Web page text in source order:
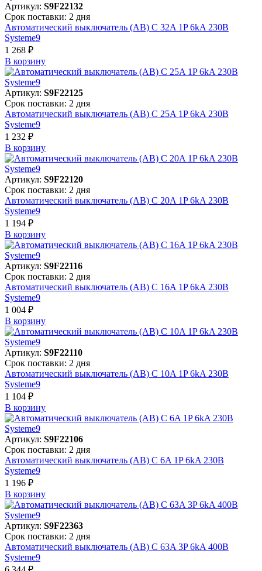
Артикул: S9F22132
Срок поставки: 2 дня
Автоматический выключатель (АВ) C 32A 1P 6kA 230В
Systeme9
1 268 ₽
В корзинy
Артикул: S9F22125
Срок поставки: 2 дня
Автоматический выключатель (АВ) C 25A 1P 6kA 230В
Systeme9
1 232 ₽
В корзинy
Артикул: S9F22120
Срок поставки: 2 дня
Автоматический выключатель (АВ) C 20A 1P 6kA 230В
Systeme9
1 194 ₽
В корзинy
Артикул: S9F22116
Срок поставки: 2 дня
Автоматический выключатель (АВ) C 16A 1P 6kA 230В
Systeme9
1 004 ₽
В корзинy
Артикул: S9F22110
Срок поставки: 2 дня
Автоматический выключатель (АВ) C 10A 1P 6kA 230В
Systeme9
1 104 ₽
В корзинy
Артикул: S9F22106
Срок поставки: 2 дня
Автоматический выключатель (АВ) C 6A 1P 6kA 230В
Systeme9
1 196 ₽
В корзинy
Артикул: S9F22363
Срок поставки: 2 дня
Автоматический выключатель (АВ) C 63A 3P 6kA 400В
Systeme9